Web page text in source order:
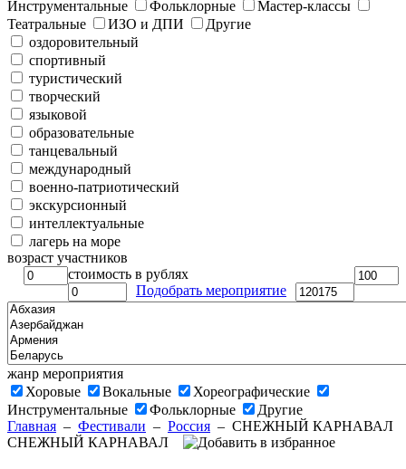
Инструментальные
Фольклорные
Мастер-классы
Театральные
ИЗО и ДПИ
Другие
оздоровительный
спортивный
туристический
творческий
языковой
образовательные
танцевальный
международный
военно-патриотический
экскурсионный
интеллектуальные
лагерь на море
возраст участников
стоимость в рублях
Подобрать мероприятие
жанр мероприятия
Хоровые
Вокальные
Хореографические
Инструментальные
Фольклорные
Другие
Главная – Фестивали – Россия – СНЕЖНЫЙ КАРНАВАЛ
СНЕЖНЫЙ КАРНАВАЛ